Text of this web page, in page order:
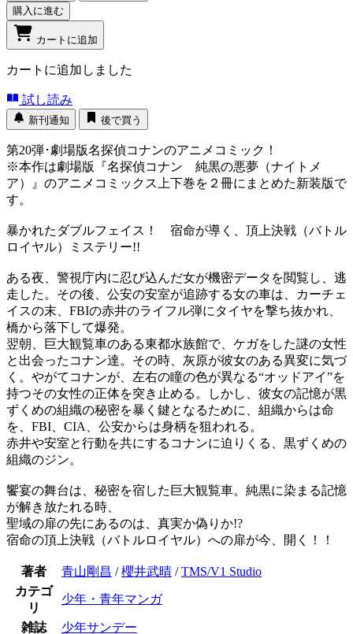
購入に進む
カートに追加
カートに追加しました
試し読み
新刊通知 後で買う
第20弾･劇場版名探偵コナンのアニメコミック！
※本作は劇場版『名探偵コナン 純黒の悪夢（ナイトメ
ア）』のアニメコミックス上下巻を２冊にまとめた新装版で
す。
暴かれたダブルフェイス！ 宿命が導く、頂上決戦（バトル
ロイヤル）ミステリー!!
ある夜、警視庁内に忍び込んだ女が機密データを閲覧し、逃
走した。その後、公安の安室が追跡する女の車は、カーチェ
イスの末、FBIの赤井のライフル弾にタイヤを撃ち抜かれ、
橋から落下して爆発。
翌朝、巨大観覧車のある東都水族館で、ケガをした謎の女性
と出会ったコナン達。その時、灰原が彼女のある異変に気づ
く。やがてコナンが、左右の瞳の色が異なる“オッドアイ”を
持つその女性の正体を突き止める。しかし、彼女の記憶が黒
ずくめの組織の秘密を暴く鍵となるために、組織からは命
を、FBI、CIA、公安からは身柄を狙われる。
赤井や安室と行動を共にするコナンに迫りくる、黒ずくめの
組織のジン。
饗宴の舞台は、秘密を宿した巨大観覧車。純黒に染まる記憶
が解き放たれる時、
聖域の扉の先にあるのは、真実か偽りか!?
宿命の頂上決戦（バトルロイヤル）への扉が今、開く！！
著者 青山剛昌 /櫻井武晴 /TMS/V1 Studio
カテゴ
リ
少年・青年マンガ
雑誌 少年サンデー